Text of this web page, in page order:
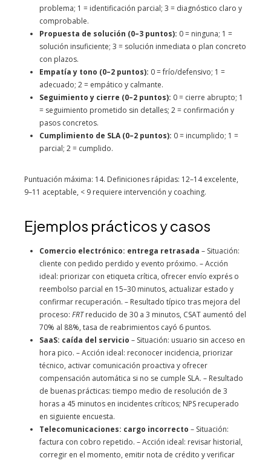
problema; 1 = identificación parcial; 3 = diagnóstico claro y
comprobable.
Propuesta de solución (0–3 puntos): 0 = ninguna; 1 =
solución insuficiente; 3 = solución inmediata o plan concreto
con plazos.
Empatía y tono (0–2 puntos): 0 = frío/defensivo; 1 =
adecuado; 2 = empático y calmante.
Seguimiento y cierre (0–2 puntos): 0 = cierre abrupto; 1
= seguimiento prometido sin detalles; 2 = confirmación y
pasos concretos.
Cumplimiento de SLA (0–2 puntos): 0 = incumplido; 1 =
parcial; 2 = cumplido.
Puntuación máxima: 14. Definiciones rápidas: 12–14 excelente,
9–11 aceptable, < 9 requiere intervención y coaching.
Ejemplos prácticos y casos
Comercio electrónico: entrega retrasada – Situación:
cliente con pedido perdido y evento próximo. – Acción
ideal: priorizar con etiqueta crítica, ofrecer envío exprés o
reembolso parcial en 15–30 minutos, actualizar estado y
confirmar recuperación. – Resultado típico tras mejora del
proceso: FRTreducido de 30 a 3 minutos, CSAT aumentó del
70% al 88%, tasa de reabrimientos cayó 6 puntos.
SaaS: caída del servicio – Situación: usuario sin acceso en
hora pico. – Acción ideal: reconocer incidencia, priorizar
técnico, activar comunicación proactiva y ofrecer
compensación automática si no se cumple SLA. – Resultado
de buenas prácticas: tiempo medio de resolución de 3
horas a 45 minutos en incidentes críticos; NPS recuperado
en siguiente encuesta.
Telecomunicaciones: cargo incorrecto – Situación:
factura con cobro repetido. – Acción ideal: revisar historial,
corregir en el momento, emitir nota de crédito y verificar